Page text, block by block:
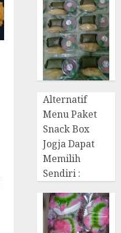
Alternatif
Menu Paket
Snack Box
Jogja Dapat
Memilih
Sendiri :